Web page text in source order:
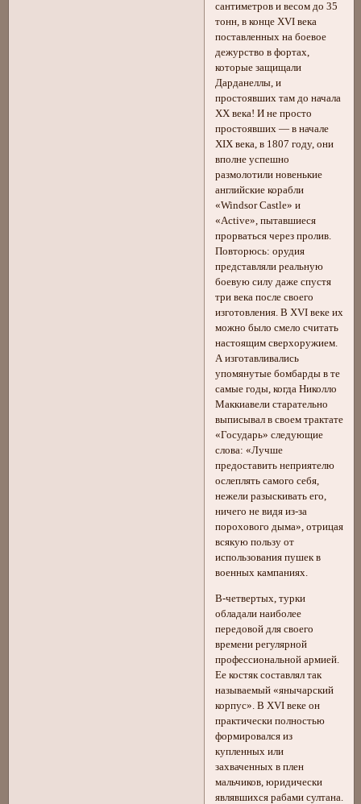
сантиметров и весом до 35
тонн, в конце XVI века
поставленных на боевое
дежурство в фортах,
которые защищали
Дарданеллы, и
простоявших там до начала
XX века! И не просто
простоявших — в начале
XIX века, в 1807 году, они
вполне успешно
размолотили новенькие
английские корабли
«Windsor Castle» и
«Active», пытавшиеся
прорваться через пролив.
Повторюсь: орудия
представляли реальную
боевую силу даже спустя
три века после своего
изготовления. В XVI веке их
можно было смело считать
настоящим сверхоружием.
А изготавливались
упомянутые бомбарды в те
самые годы, когда Николло
Маккиавели старательно
выписывал в своем трактате
«Государь» следующие
слова: «Лучше
предоставить неприятелю
ослеплять самого себя,
нежели разыскивать его,
ничего не видя из-за
порохового дыма», отрицая
всякую пользу от
использования пушек в
военных кампаниях.
В-четвертых, турки
обладали наиболее
передовой для своего
времени регулярной
профессиональной армией.
Ее костяк составлял так
называемый «янычарский
корпус». В XVI веке он
практически полностью
формировался из
купленных или
захваченных в плен
мальчиков, юридически
являвшихся рабами султана.